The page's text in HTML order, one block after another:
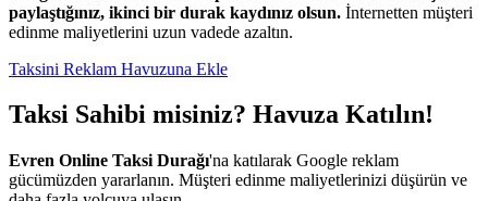
paylaştığınız, ikinci bir durak kaydınız olsun. İnternetten müşteri
edinme maliyetlerini uzun vadede azaltın.
Taksini Reklam Havuzuna Ekle
Taksi Sahibi misiniz? Havuza Katılın!
Evren Online Taksi Durağı'na katılarak Google reklam
gücümüzden yararlanın. Müşteri edinme maliyetlerinizi düşürün ve